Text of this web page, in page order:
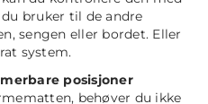
bruker til de andre
sengen eller bordet. Eller
system.
posisjoner
behøver du ikke